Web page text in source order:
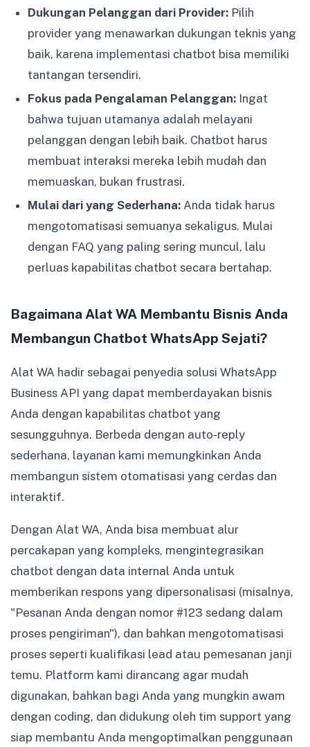
Dukungan Pelanggan dari Provider: Pilih
provider yang menawarkan dukungan teknis yang
baik, karena implementasi chatbot bisa memiliki
tantangan tersendiri.
Fokus pada Pengalaman Pelanggan: Ingat
bahwa tujuan utamanya adalah melayani
pelanggan dengan lebih baik. Chatbot harus
membuat interaksi mereka lebih mudah dan
memuaskan, bukan frustrasi.
Mulai dari yang Sederhana: Anda tidak harus
mengotomatisasi semuanya sekaligus. Mulai
dengan FAQ yang paling sering muncul, lalu
perluas kapabilitas chatbot secara bertahap.
Bagaimana Alat WA Membantu Bisnis Anda
Membangun Chatbot WhatsApp Sejati?
Alat WA hadir sebagai penyedia solusi WhatsApp
Business API yang dapat memberdayakan bisnis
Anda dengan kapabilitas chatbot yang
sesungguhnya. Berbeda dengan auto-reply
sederhana, layanan kami memungkinkan Anda
membangun sistem otomatisasi yang cerdas dan
interaktif.
Dengan Alat WA, Anda bisa membuat alur
percakapan yang kompleks, mengintegrasikan
chatbot dengan data internal Anda untuk
memberikan respons yang dipersonalisasi (misalnya,
"Pesanan Anda dengan nomor #123 sedang dalam
proses pengiriman"), dan bahkan mengotomatisasi
proses seperti kualifikasi lead atau pemesanan janji
temu. Platform kami dirancang agar mudah
digunakan, bahkan bagi Anda yang mungkin awam
dengan coding, dan didukung oleh tim support yang
siap membantu Anda mengoptimalkan penggunaan